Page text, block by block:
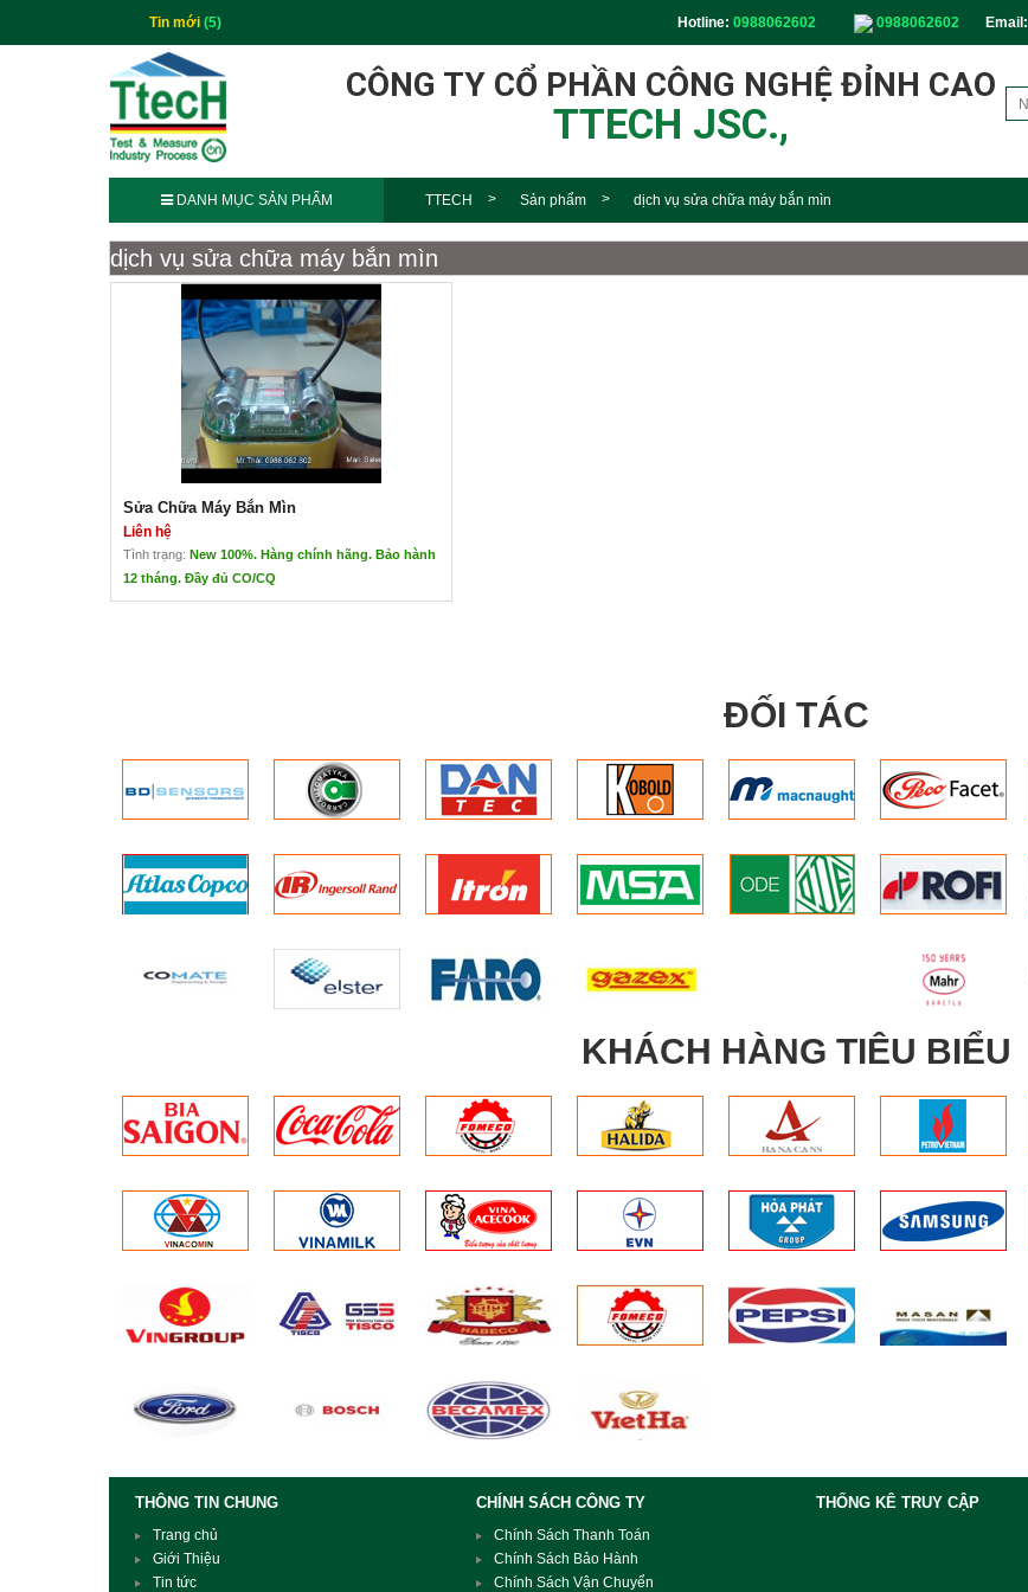
Tin mới (5) Hotline: 0988062602 0988062602 Email:
CÔNG TY CỔ PHẦN CÔNG NGHỆ ĐỈNH CAO
TTECH JSC.,
DANH MỤC SẢN PHẨM TTECH Sản phẩm dịch vụ sửa chữa máy bắn mìn
dịch vụ sửa chữa máy bắn mìn
Sửa Chữa Máy Bắn Mìn
Liên hệ
Tình trạng: New 100%. Hàng chính hãng. Bảo hành
12 tháng. Đầy đủ CO/CQ
kíp,thời gian tra khóa an toàn quá
lâu,tra khóa không đủ số lần
Đèn led vàng sáng : Chân kết nối
với mạch kíp bị bẩn trong quá trình
sạch,không được vệ sinh đúng cách
Đèn led vàng sáng: Giá trị điện
trở hiển thị sai , sai số vượt quá giá
trị cho phép ( +- 5 % ),kiểm tra lại
Khi cắm khóa an toàn, Đèn Led
xanh sáng thời gian dài không
chuyển sang chế độ bắn ( đèn
cắm chìa khóa an toàn vào
máy,đèn led màu xanh không
sáng (không nạp điện): Mạch
: Chân ốc kết nối phần thân
máy và nắp đậy bị bẩn trong quá
trình sử dụng,không được vệ sinh
ĐỐI TÁC
KHÁCH HÀNG TIÊU BIỂU
THÔNG TIN CHUNG
Trang chủ
Giới Thiệu
Tin tức
CHÍNH SÁCH CÔNG TY
Chính Sách Thanh Toán
Chính Sách Bảo Hành
Chính Sách Vận Chuyển
THỐNG KÊ TRUY CẬP